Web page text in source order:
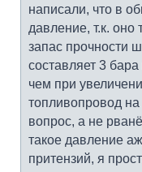
написали, что в
давление, т.к. оно
запас прочности
составляет 3
чем при
топливопровод на
вопрос, а не
такое давление
притензий, я